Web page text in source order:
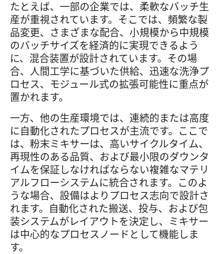
たとえば、一部の企業では、柔軟なバッチ生
産が重視されています。そこでは、頻繁な製
品変更、さまざまな配合、小規模から中規模
のバッチサイズを経済的に実現できるよう
に、混合装置が設計されています。その場
合、人間工学に基づいた供給、迅速な洗浄プ
ロセス、モジュール式の拡張可能性に重点が
置かれます。
一方、他の生産環境では、連続的または高度
に自動化されたプロセスが主流です。ここで
は、粉末ミキサーは、高いサイクルタイム、
再現性のある品質、および最小限のダウンタ
イムを保証しなければならない複雑なマテリ
アルフローシステムに統合されます。このよ
うな場合、設備はよりプロセス志向で設計さ
れます。自動化された搬送、投与、および包
装システムがレイアウトを決定し、ミキサー
は中心的なプロセスノードとして機能しま
す。